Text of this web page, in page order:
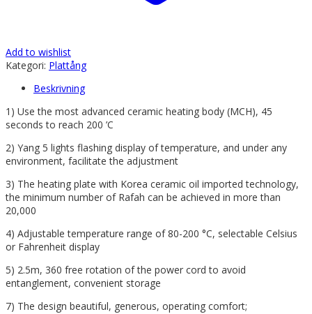
Add to wishlist
Kategori: Plattång
Beskrivning
1) Use the most advanced ceramic heating body (MCH), 45
seconds to reach 200 ’C
2) Yang 5 lights flashing display of temperature, and under any
environment, facilitate the adjustment
3) The heating plate with Korea ceramic oil imported technology,
the minimum number of Rafah can be achieved in more than
20,000
4) Adjustable temperature range of 80-200 °C, selectable Celsius
or Fahrenheit display
5) 2.5m, 360 free rotation of the power cord to avoid
entanglement, convenient storage
7) The design beautiful, generous, operating comfort;